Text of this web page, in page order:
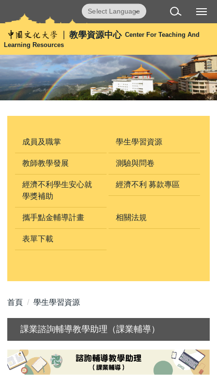
到
主
要
內
容
區
教學資源中心 Center For Teaching And
Learning Resources
Translate
成員及職掌 學生學習資源
教師教學發展 測驗與問卷
經濟不利學生安心就
學獎補助
經濟不利 募款專區
攜手點金輔導計畫 相關法規
表單下載
首頁 學生學習資源
課業諮詢輔導教學助理（課業輔導）